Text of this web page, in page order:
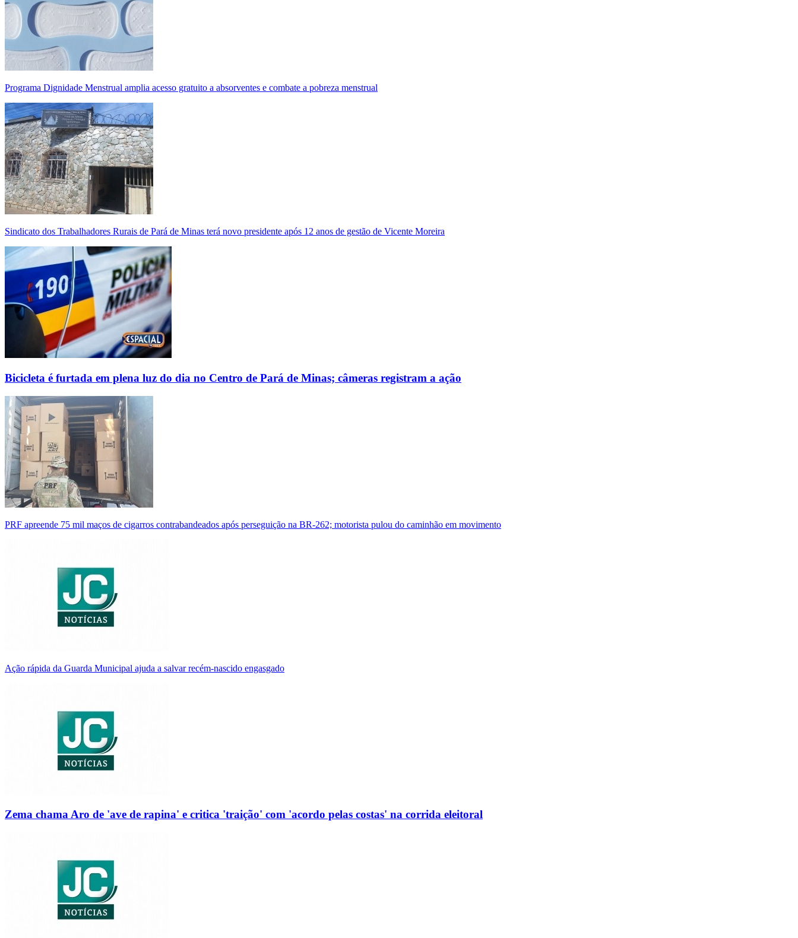
Programa Dignidade Menstrual amplia acesso gratuito a absorventes e combate a pobreza menstrual
Sindicato dos Trabalhadores Rurais de Pará de Minas terá novo presidente após 12 anos de gestão de Vicente Moreira
Bicicleta é furtada em plena luz do dia no Centro de Pará de Minas; câmeras registram a ação
PRF apreende 75 mil maços de cigarros contrabandeados após perseguição na BR-262; motorista pulou do caminhão em movimento
Ação rápida da Guarda Municipal ajuda a salvar recém-nascido engasgado
Zema chama Aro de 'ave de rapina' e critica 'traição' com 'acordo pelas costas' na corrida eleitoral